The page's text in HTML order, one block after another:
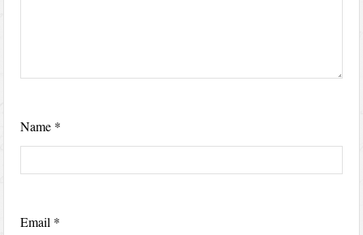
Name *
Email *